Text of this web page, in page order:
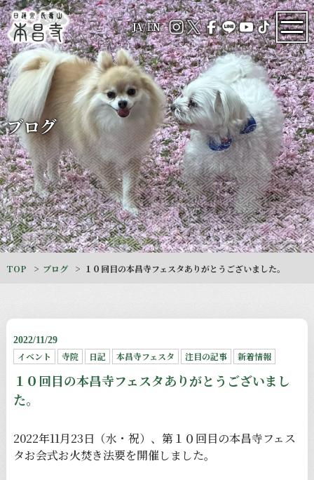
JA/EN
ブログ
TOP ブログ １０回目の本昌寺フェスタありがとうございました。
2022/11/29
イベント 寺院 日記 本昌寺フェスタ 注目の記事 新着情報
１０回目の本昌寺フェスタありがとうございまし
た。
2022年11月23日（水・祝）、第１０回目の本昌寺フェス
タお会式お火焚き法要を開催しました。